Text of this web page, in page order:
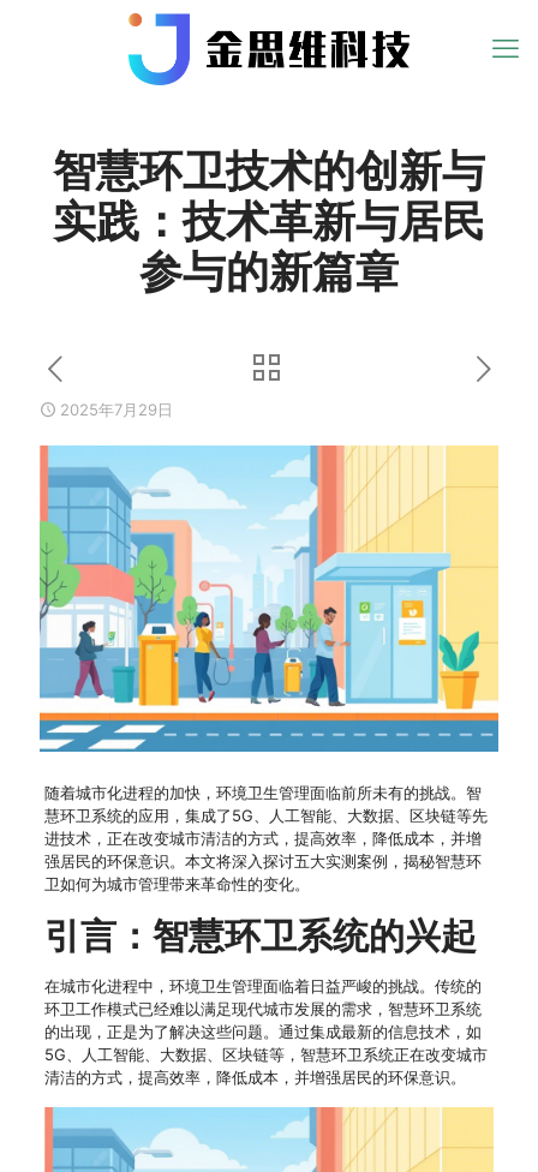
智慧环卫技术的创新与
实践：技术革新与居民
参与的新篇章
2025年7月29日
随着城市化进程的加快，环境卫生管理面临前所未有的挑战。智
慧环卫系统的应用，集成了5G、人工智能、大数据、区块链等先
进技术，正在改变城市清洁的方式，提高效率，降低成本，并增
强居民的环保意识。本文将深入探讨五大实测案例，揭秘智慧环
卫如何为城市管理带来革命性的变化。
引言：智慧环卫系统的兴起
在城市化进程中，环境卫生管理面临着日益严峻的挑战。传统的
环卫工作模式已经难以满足现代城市发展的需求，智慧环卫系统
的出现，正是为了解决这些问题。通过集成最新的信息技术，如
5G、人工智能、大数据、区块链等，智慧环卫系统正在改变城市
清洁的方式，提高效率，降低成本，并增强居民的环保意识。